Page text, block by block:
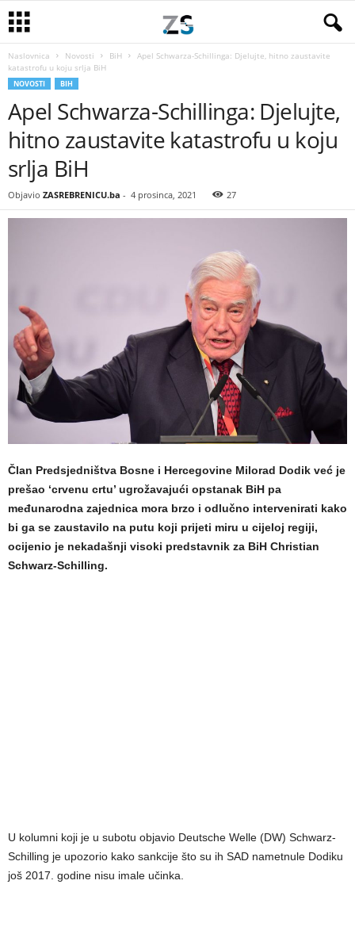
Naslovnica Novosti BiH
Apel Schwarza-Schillinga: Djelujte, hitno zaustavite
katastrofu u koju srlja BiH
NOVOSTI BIH
Apel Schwarza-Schillinga: Djelujte,
hitno zaustavite katastrofu u koju
srlja BiH
Objavio ZASREBRENICU.ba - 4 prosinca, 2021 27
Član Predsjedništva Bosne i Hercegovine Milorad Dodik već je
prešao ‘crvenu crtu’ ugrožavajući opstanak BiH pa
međunarodna zajednica mora brzo i odlučno intervenirati kako
bi ga se zaustavilo na putu koji prijeti miru u cijeloj regiji,
ocijenio je nekadašnji visoki predstavnik za BiH Christian
Schwarz-Schilling.
U kolumni koji je u subotu objavio Deutsche Welle (DW) Schwarz-
Schilling je upozorio kako sankcije što su ih SAD nametnule Dodiku
još 2017. godine nisu imale učinka.